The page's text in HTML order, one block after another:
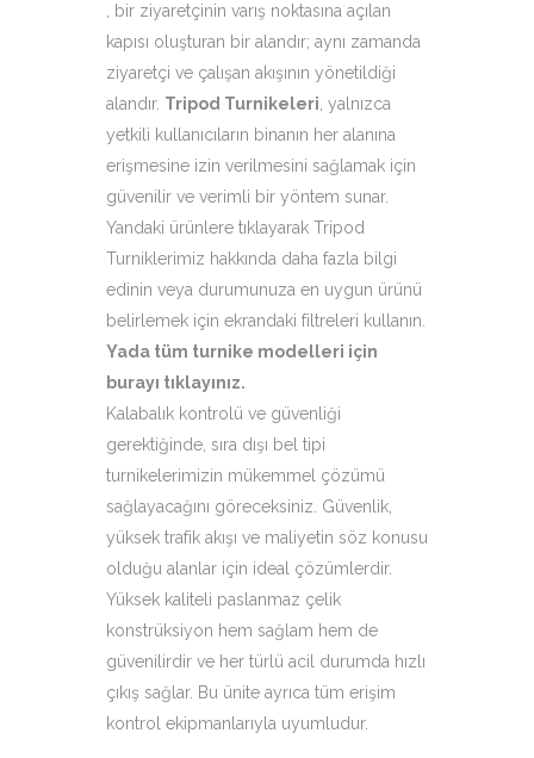
, bir ziyaretçinin varış noktasına açılan
kapısı oluşturan bir alandır; aynı zamanda
ziyaretçi ve çalışan akışının yönetildiği
alandır. Tripod Turnikeleri yalnızca
yetkili kullanıcıların binanın her alanına
erişmesine izin verilmesini sağlamak için
güvenilir ve verimli bir yöntem sunar.
Yandaki ürünlere tıklayarak Tripod
Turniklerimiz hakkında daha fazla bilgi
edinin veya durumunuza en uygun ürünü
belirlemek için ekrandaki filtreleri kullanın.
Yada tüm turnike modelleri için
burayı tıklayınız.
Kalabalık kontrolü ve güvenliği
gerektiğinde, sıra dışı bel tipi
turnikelerimizin mükemmel çözümü
sağlayacağını göreceksiniz. Güvenlik,
yüksek trafik akışı ve maliyetin söz konusu
olduğu alanlar için ideal çözümlerdir.
Yüksek kaliteli paslanmaz çelik
konstrüksiyon hem sağlam hem de
güvenilirdir ve her türlü acil durumda hızlı
çıkış sağlar. Bu ünite ayrıca tüm erişim
kontrol ekipmanlarıyla uyumludur.